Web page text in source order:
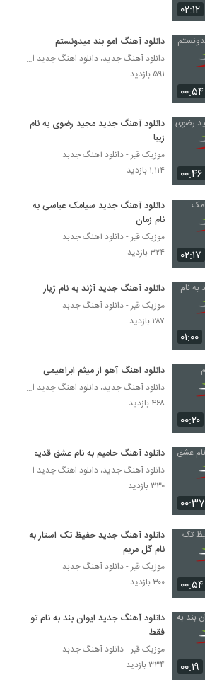
آهنگ مهراس بنام هوایی شدی
۲۵۷ بازدید
دانلود آهنگ جدید و زیبای علی تیک ام با نام
چشم
۲۲۰ بازدید
موزیک زیبای علقمه از جلیل جمدار
آهنگ از شنبه 2 از امین رفیعی(پاپ)
۲۷۸ بازدید
دانلود آهنگ هومن مرادخانی تو بارون چشات
(Hooman Moradkhani To Barone
Cheshat)
۲۱۳ بازدید
دانلود آهنگ ابراهیم نامی خراب کردی
Mohsen Roham To Ke Rafti
۲۰۵ بازدید
آهنگ وحید ادیب بنام پاییز
دانلود آهنگ جدید و زیبای محمود مرادی با نام
بعد تو
Arya Delbare Jazab)
دانلود آهنگ دختر سه ساله از وحید رمضانی
۰۲:۱۲
۰۰:۵۴
دانلود آهنگ امو بند میدونستم
دانلود آهنگ جدید، دانلود اهنگ جدید ایرانی
۵۹۱ بازدید
۰۰:۴۶
دانلود آهنگ جدید مجید رضوی به نام
زیبا
موزیک قیر - دانلود آهنگ جدبد
۱,۱۱۴ بازدید
۰۲:۱۷
دانلود آهنگ جدید سیامک عباسی به
نام زمان
موزیک قیر - دانلود آهنگ جدبد
۳۲۴ بازدید
۰۱:۰۰
دانلود آهنگ جدید آژند به نام ژیار
موزیک قیر - دانلود آهنگ جدبد
۲۸۷ بازدید
۰۰:۲۰
دانلود اهنگ آهو از میثم ابراهیمی
دانلود آهنگ جدید، دانلود اهنگ جدید ایرانی
۴۶۸ بازدید
۰۰:۳۷
دانلود آهنگ حامیم به نام عشق قدیمی
دانلود آهنگ جدید، دانلود اهنگ جدید ایرانی
۳۳۰ بازدید
۰۰:۵۴
دانلود آهنگ جدید حفیظ تک استار به
نام گل مریم
موزیک قیر - دانلود آهنگ جدبد
۳۰۰ بازدید
۰۰:۱۹
دانلود آهنگ جدید ایوان بند به نام تو
فقط
موزیک قیر - دانلود آهنگ جدبد
۳۳۴ بازدید